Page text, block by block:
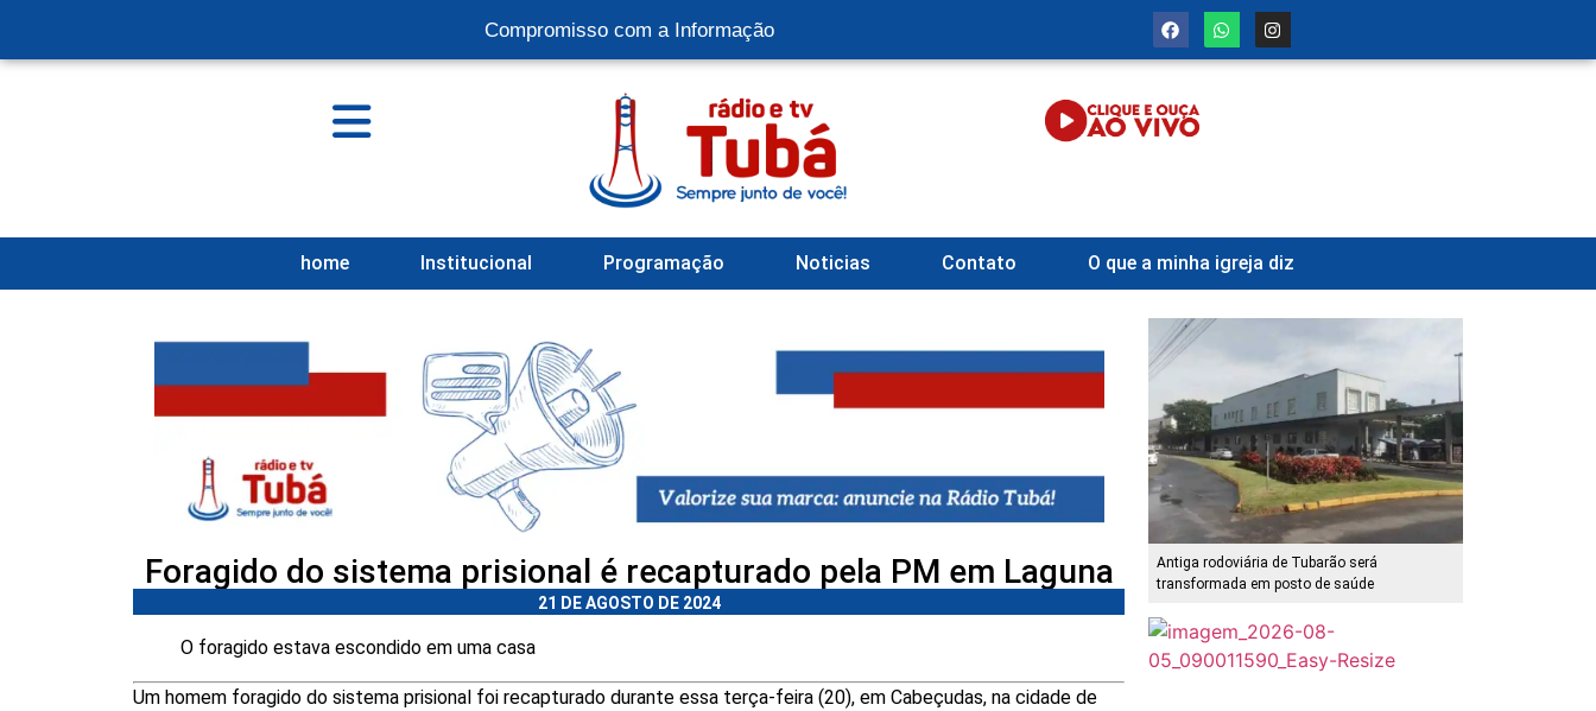
Compromisso com a Informação
home Institucional Programação Noticias Contato O que a minha igreja diz
Foragido do sistema prisional é recapturado pela PM em Laguna
21 DE AGOSTO DE 2024
O foragido estava escondido em uma casa
Um homem foragido do sistema prisional foi recapturado durante essa terça-feira (20), em Cabeçudas, na cidade de
Antiga rodoviária de Tubarão será
transformada em posto de saúde